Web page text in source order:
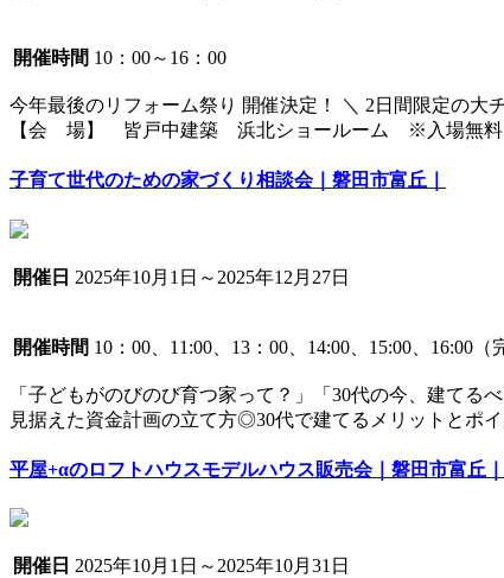
開催時間 10：00～16：00
今年最後のリフォーム祭り 開催決定！ ＼ 2日間限定の
【会 場】 皆戸中建築 浜北ショールーム ※入場無料
子育て世代のための家づくり相談会｜磐田市富丘｜
開催日 2025年10月1日～2025年12月27日
開催時間 10：00、11:00、13：00、14:00、15:00、16:00（
「子どもがのびのび育つ家って？」「30代の今、建て
見据えた資金計画の立て方◎30代で建てるメリットとポ
平屋+αのロフトハウスモデルハウス販売会｜磐田市富丘｜
開催日 2025年10月1日～2025年10月31日